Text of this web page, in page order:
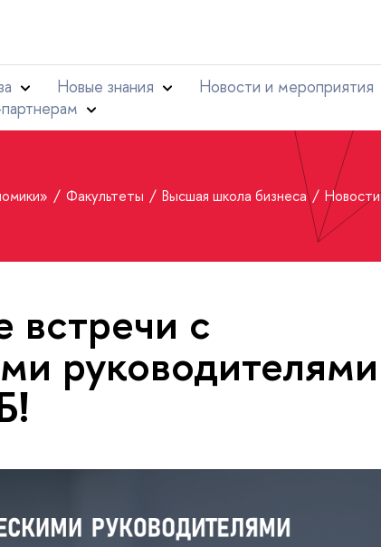
Новые знания Новости и мероприятия
Факультеты Высшая школа бизнеса Новости
встречи с
руководителями